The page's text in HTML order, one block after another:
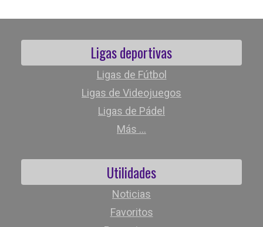
Ligas deportivas
Ligas de Fútbol
Ligas de Videojuegos
Ligas de Pádel
Más ...
Utilidades
Noticias
Favoritos